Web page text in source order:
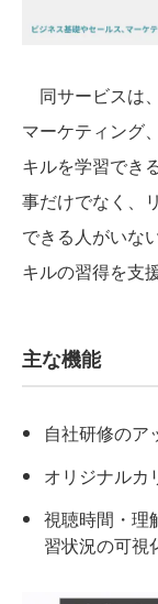
同サービスは
マーケティング
キルを学習でき
事だけでなく、
できる人がいな
キルの習得を支
主な機能
自社研修のア
オリジナルカ
視聴時間・理
習状況の可視